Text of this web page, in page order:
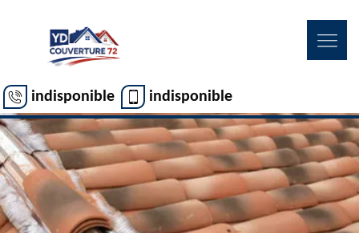
indisponible indisponible